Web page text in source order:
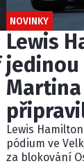
NOVINKY
Lewis
jedinou
Lewis
pódium ve
za blokování